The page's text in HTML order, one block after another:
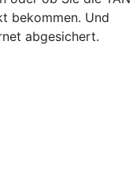
bekommen. Und
abgesichert.